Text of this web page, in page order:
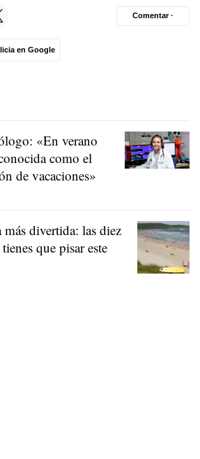
en Google
Comentar ·
«En verano
como el
de vacaciones»
más divertida: las diez
que pisar este